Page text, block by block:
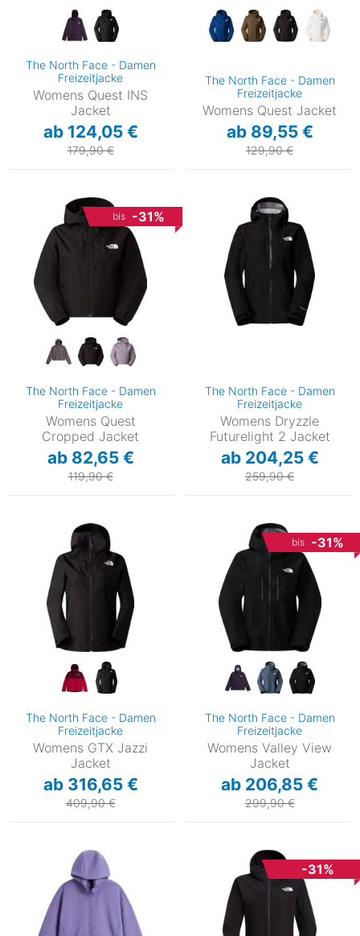
The North Face - Damen
Freizeitjacke
Womens Quest INS
Jacket
ab 124,05 €
179,90 €
The North Face - Damen
Freizeitjacke
Womens Quest Jacket
ab 89,55 €
129,90 €
bis -31%
The North Face - Damen
Freizeitjacke
Womens Quest
Cropped Jacket
ab 82,65 €
119,90 €
The North Face - Damen
Freizeitjacke
Womens Dryzzle
Futurelight 2 Jacket
ab 204,25 €
259,90 €
The North Face - Damen
Freizeitjacke
Womens GTX Jazzi
Jacket
ab 316,65 €
409,90 €
bis -31%
The North Face - Damen
Freizeitjacke
Womens Valley View
Jacket
ab 206,85 €
299,90 €
-31%